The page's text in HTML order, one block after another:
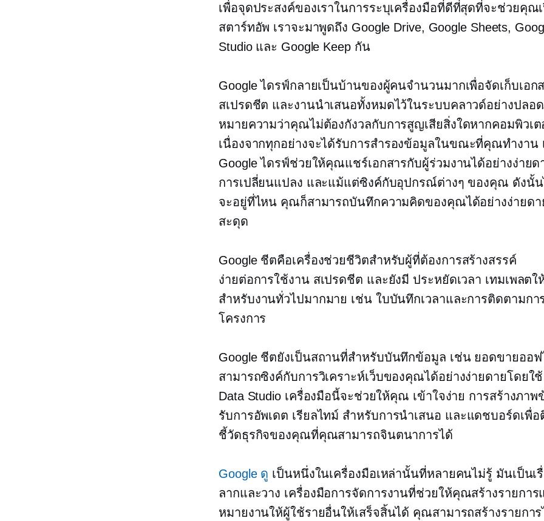
เพื่อจุดประสงค์ของเราในการระบุเครื่องมือที่ดีที่สุดที่จะช่วยคุณ
สตาร์ทอัพ เราจะมาพูดถึง Google Drive, Google Sheets,
Studio และ Google Keep กัน
Google ไดรฟ์กลายเป็นบ้านของผู้คนจำนวนมากเพื่อจัดเก็บเอก
สเปรดชีต และงานนำเสนอทั้งหมดไว้ในระบบคลาวด์อย่างปลอ
หมายความว่าคุณไม่ต้องกังวลกับการสูญเสียสิ่งใดหากคอมพิวเ
เนื่องจากทุกอย่างจะได้รับการสำรองข้อมูลในขณะที่คุณทำงาน
Google ไดรฟ์ช่วยให้คุณแชร์เอกสารกับผู้ร่วมงานได้อย่างง่าย
การเปลี่ยนแปลง และแม้แต่ซิงค์กับอุปกรณ์ต่างๆ ของคุณ ดังนั้
จะอยู่ที่ไหน คุณก็สามารถบันทึกความคิดของคุณได้อย่างง่ายดา
สะดุด
Google ชีตคือเครื่องช่วยชีวิตสำหรับผู้ที่ต้องการสร้างสรรค์
ง่ายต่อการใช้งานสเปรดชีต และยังมี ประหยัดเวลา เทมเพลตใ
สำหรับงานทั่วไปมากมาย เช่น ใบบันทึกเวลาและการติดตามกา
โครงการ
Google ชีตยังเป็นสถานที่สำหรับบันทึกข้อมูล เช่น ยอดขายออ
สามารถซิงค์กับการวิเคราะห์เว็บของคุณได้อย่างง่ายดายโดยใ
Data Studio เครื่องมือนี้จะช่วยให้คุณ เข้าใจง่าย การสร้างภาพ
รับการอัพเดต เรียลไทม์ สำหรับการนำเสนอ และแดชบอร์ดเพื่
ชี้วัดธุรกิจของคุณที่คุณสามารถจินตนาการได้
Google ดู เป็นหนึ่งในเครื่องมือเหล่านั้นที่หลายคนไม่รู้ มันเป็นเรื่
ลากและวาง เครื่องมือการจัดการงานที่ช่วยให้คุณสร้างรายการ
หมายงานให้ผู้ใช้รายอื่นให้เสร็จสิ้นได้ คุณสามารถสร้างรายกา